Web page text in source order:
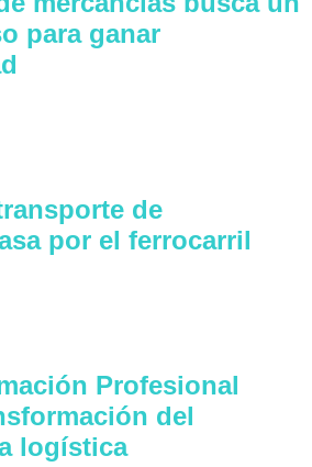
para ganar
de
por el ferrocarril
Profesional
del
logística